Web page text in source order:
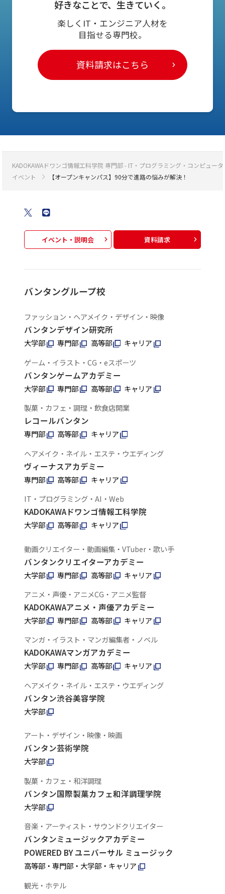
好きなことで、生きていく。
楽しくIT・エンジニア人材を
目指せる専門校。
資料請求はこちら
KADOKAWAドワンゴ情報工科学院 専門部 - IT・プログラミング・コンピュー
イベント
【オープンキャンパス】90分で進路の悩みが解決！
イベント・説明会 資料請求
バンタングループ校
ファッション・ヘアメイク・デザイン・映像
バンタンデザイン研究所
大学部 専門部 高等部
キャリア
ゲーム・イラスト・CG・eスポーツ
バンタンゲームアカデミー
大学部 専門部 高等部
キャリア
製菓・カフェ・調理・飲食店開業
レコールバンタン
専門部 高等部
キャリア
ヘアメイク・ネイル・エステ・ウエディング
ヴィーナスアカデミー
専門部 高等部
キャリア
IT・プログラミング・AI・Web
KADOKAWAドワンゴ情報工科学院
大学部 高等部 キャリア
動画クリエイター・動画編集・VTuber・歌い手
バンタンクリエイターアカデミー
大学部 専門部 高等部
キャリア
アニメ・声優・アニメCG・アニメ監督
KADOKAWAアニメ・声優アカデミー
大学部 専門部 高等部
キャリア
マンガ・イラスト・マンガ編集者・ノベル
KADOKAWAマンガアカデミー
大学部 専門部 高等部
キャリア
ヘアメイク・ネイル・エステ・ウエディング
バンタン渋谷美容学院
大学部
アート・デザイン・映像・映画
バンタン芸術学院
大学部
製菓・カフェ・和洋調理
バンタン国際製菓カフェ和洋調理学院
大学部
音楽・アーティスト・サウンドクリエイター
バンタンミュージックアカデミー
POWERED BY ユニバーサル ミュージック
高等部・専門部・大学部・キャリア
観光・ホテル